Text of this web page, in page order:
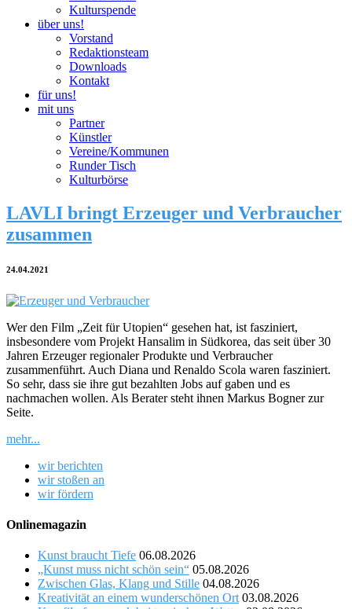
Kulturspende
über uns!
Vorstand
Redaktionsteam
Downloads
Kontakt
für uns!
mit uns
Partner
Künstler
Vereine/Kommunen
Runder Tisch
Kulturbörse
LAVLI bringt Erzeuger und Verbraucher
zusammen
24.04.2021
Wer den Film „Zeit für Utopien“ gesehen hat, ist fasziniert,
insbesondere vom Projekt Hansalim in Südkorea, das seit über 30
Jahren Erzeuger regionaler Produkte und Verbraucher
zusammenführt. Auch Diana und Renaldo Scola waren fasziniert.
So sehr, dass sie ihre gut bezahlten Jobs auf gaben und es
nachmachen wollen. Als Berater steht ihnen Markus Bogner zur
Seite.
mehr...
wir berichten
wir stoßen an
wir fördern
Onlinemagazin
Kunst braucht Tiefe 06.08.2026
„Kunst muss nicht schön sein“ 05.08.2026
Zwischen Glas, Klang und Stille 04.08.2026
Kreativität an einem wunderschönen Ort 03.08.2026